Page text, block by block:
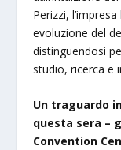
Perizzi,
evoluzione del
distinguendosi
studio, ricerca e
Un traguardo
questa sera –
Convention